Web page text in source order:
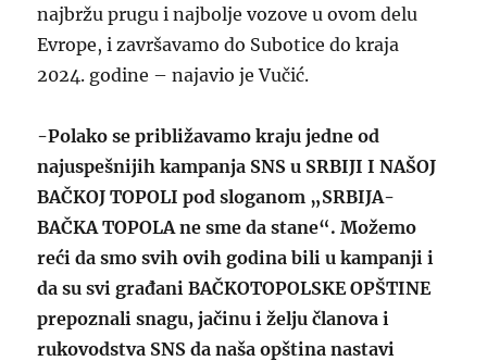
najbržu prugu i najbolje vozove u ovom delu
Evrope, i završavamo do Subotice do kraja
2024. godine – najavio je Vučić.
-Polako se približavamo kraju jedne od
najuspešnijih kampanja SNS u SRBIJI I NAŠOJ
BAČKOJ TOPOLI pod sloganom „SRBIJA-
BAČKA TOPOLA ne sme da stane“. Možemo
reći da smo svih ovih godina bili u kampanji i
da su svi građani BAČKOTOPOLSKE OPŠTINE
prepoznali snagu, jačinu i želju članova i
rukovodstva SNS da naša opština nastavi